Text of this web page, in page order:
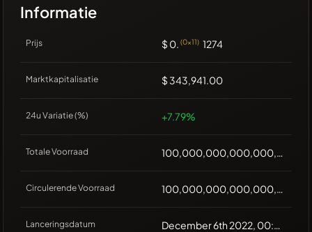
Informatie
Prijs $ 0. (0x11) 1274
Marktkapitalisatie $ 343,941.00
24u Variatie (%) +7.79%
Totale Voorraad 100,000,000,000,000,000
Circulerende Voorraad 100,000,000,000,000,000
Lanceringsdatum December 6th 2022, 00:00